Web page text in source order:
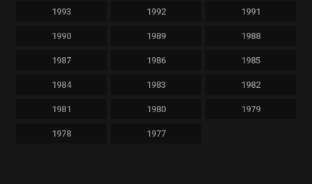
1993 1992 1991
1990 1989 1988
1987 1986 1985
1984 1983 1982
1981 1980 1979
1978 1977